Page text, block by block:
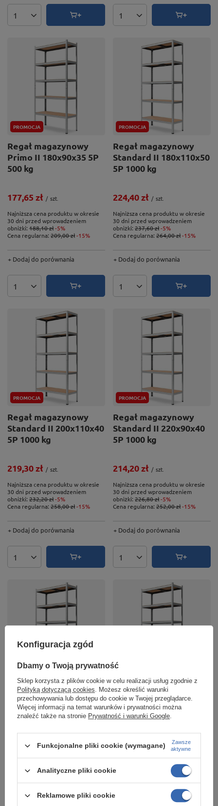
Ilość produktów Ilość produktów
PROMOCJA
Regał magazynowy
Primo II 180x90x35 5P
500 kg
177,65 zł / szt.
Najniższa cena produktu w okresie
30 dni przed wprowadzeniem
obniżki: 188,10 zł-5%
Cena regularna: 209,00 zł-15%
+ Dodaj do porównania
Ilość produktów
PROMOCJA
Regał magazynowy
Standard II 180x110x50
5P 1000 kg
224,40 zł / szt.
Najniższa cena produktu w okresie
30 dni przed wprowadzeniem
obniżki: 237,60 zł-5%
Cena regularna: 264,00 zł-15%
+ Dodaj do porównania
Ilość produktów
PROMOCJA
Regał magazynowy
Standard II 200x110x40
5P 1000 kg
219,30 zł / szt.
Najniższa cena produktu w okresie
30 dni przed wprowadzeniem
obniżki: 232,20 zł-5%
Cena regularna: 258,00 zł-15%
+ Dodaj do porównania
Ilość produktów
PROMOCJA
Regał magazynowy
Standard II 220x90x40
5P 1000 kg
214,20 zł / szt.
Najniższa cena produktu w okresie
30 dni przed wprowadzeniem
obniżki: 226,80 zł-5%
Cena regularna: 252,00 zł-15%
+ Dodaj do porównania
Ilość produktów
PROMOCJA
Regał magazynowy
Strong II 200x100x50
5P 1500 kg
obniżki:282,60 zł-5%
Regał magazynowy
Strong II 200x120x45
5P 1500 kg
30 dni przed wprowadzeniem
obniżki:
318,00 zł-15%
+ Dodaj do porównania
Konfiguracja zgód
Dbamy o Twoją prywatność
Sklep korzysta z plików cookie w celu realizacji usług zgodnie z
Polityką dotyczącą cookies. Możesz określić warunki
przechowywania lub dostępu do cookie w Twojej przeglądarce.
Więcej informacji na temat warunków i prywatności można
znaleźć także na stronie Prywatność i warunki Google.
Funkcjonalne pliki cookie (wymagane)
Zawsze
aktywne
Analityczne pliki cookie
Reklamowe pliki cookie